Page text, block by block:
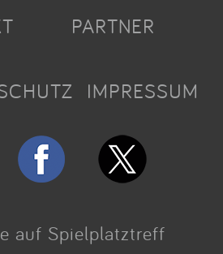
PARTNER
IMPRESSUM
auf Spielplatztreff